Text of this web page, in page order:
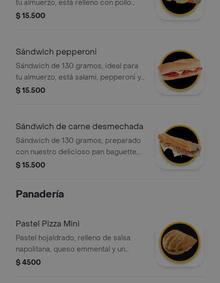
tu almuerzo, está relleno con pollo
desmechado, pepinillos y queso.
$ 15.500
Sándwich pepperoni
Sándwich de 130 gramos, ideal para
tu almuerzo, está salami, pepperoni y
queso. además, el pan está
$ 15.500
Sándwich de carne desmechada
Sándwich de 130 gramos, preparado
con nuestro delicioso pan baguette,
relleno con carne de res desmechada
queso se derrita.
$ 15.500
Panadería
Pastel Pizza Mini
Pastel hojaldrado, relleno de salsa
napolitana, queso emmental y un
toque de orégano.
$ 4500